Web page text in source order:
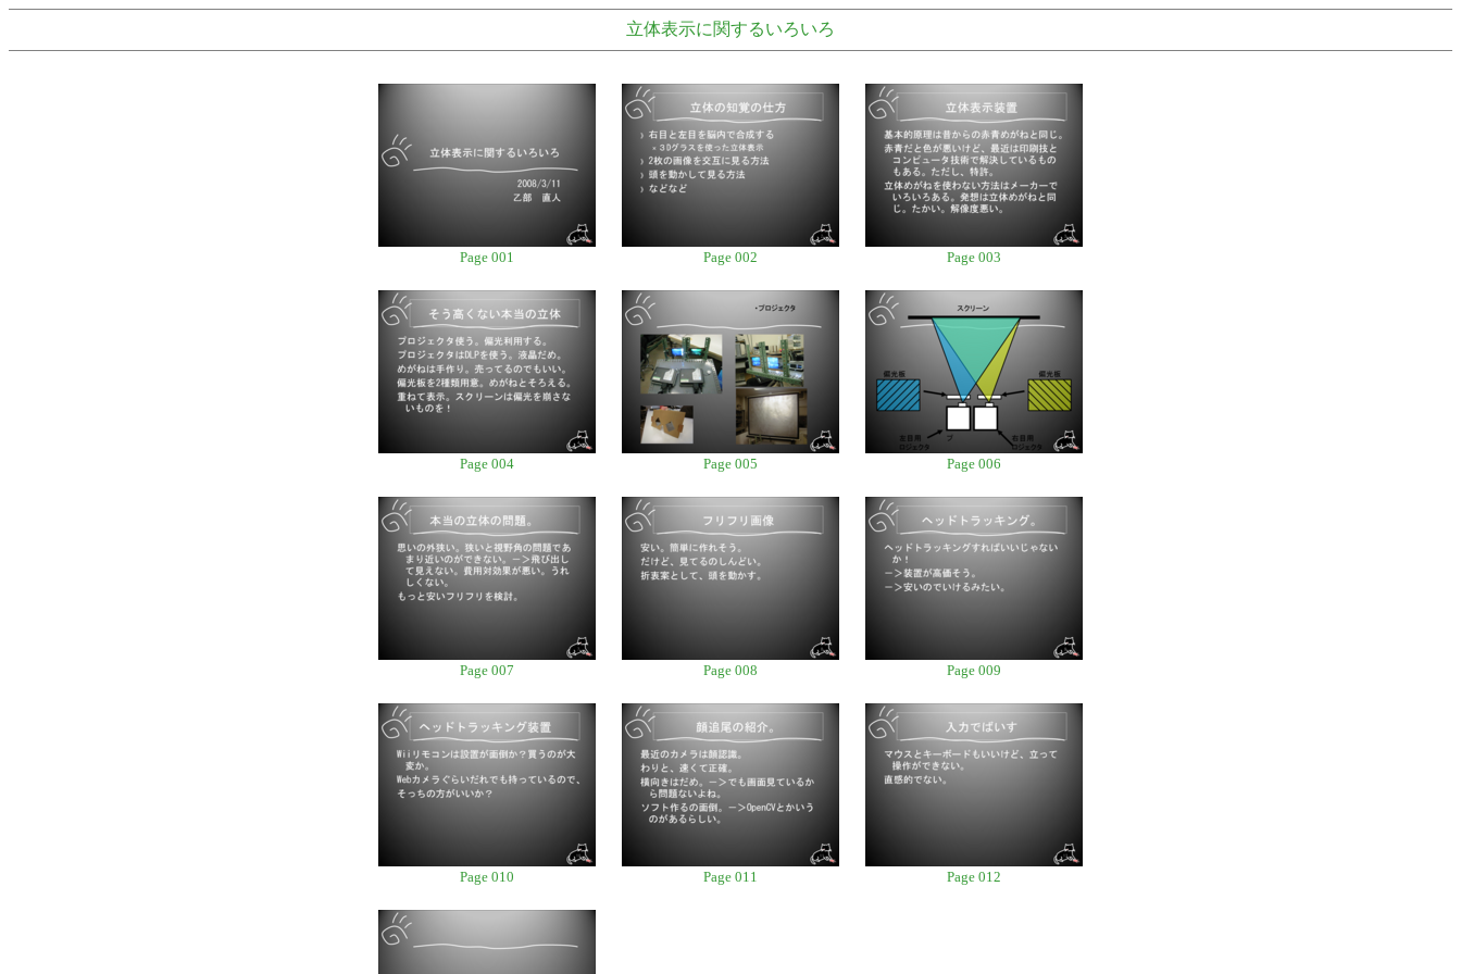
立体表示に関するいろいろ
Page 001 Page 002 Page 003
Page 004 Page 005 Page 006
Page 007 Page 008 Page 009
Page 010 Page 011 Page 012